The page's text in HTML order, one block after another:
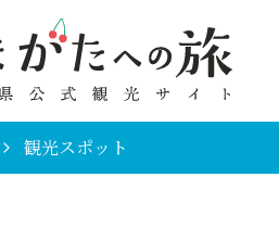
観光スポット